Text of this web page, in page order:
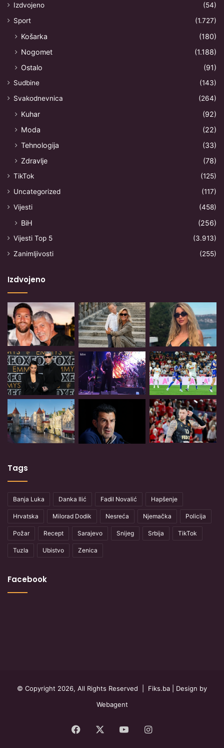
Izdvojeno
(54)
Sport
(1.727)
Košarka
(180)
Nogomet
(1.188)
Ostalo
(91)
Sudbine
(143)
Svakodnevnica
(264)
Kuhar
(92)
Moda
(22)
Tehnologija
(33)
Zdravlje
(78)
TikTok
(125)
Uncategorized
(117)
Vijesti
(458)
BiH (256)
Vijesti Top 5
(3.913)
Zanimljivosti
(255)
Izdvojeno
Tags
Banja Luka Danka Ilić Fadil Novalić Hapšenje
Hrvatska Milorad Dodik Nesreća Njemačka Policija
Požar Recept Sarajevo Snijeg Srbija TikTok
Tuzla Ubistvo Zenica
Facebook
© Copyright 2026, All Rights Reserved | Fiks.ba | Design by
Webagent
Facebook YouTubeInstagram